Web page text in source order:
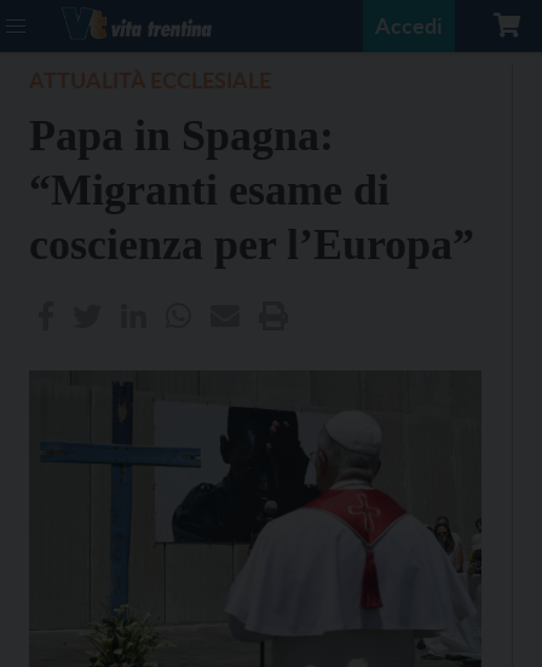
Accedi
Papa in Spagna:
“Migranti esame di
coscienza per l’Europa”